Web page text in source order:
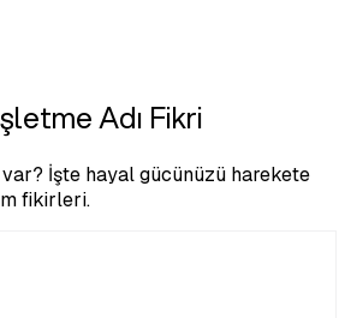
Adı Fikri
var? İşte hayal gücünüzü harekete
fikirleri.